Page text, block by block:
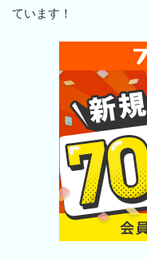
ています！